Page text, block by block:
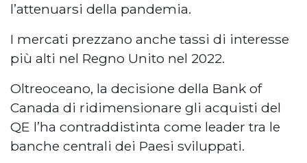
l’attenuarsi della pandemia.
I mercati prezzano anche tassi di interesse
più alti nel Regno Unito nel 2022.
Oltreoceano, la decisione della Bank of
Canada di ridimensionare gli acquisti del
QE l’ha contraddistinta come leader tra le
banche centrali dei Paesi sviluppati.